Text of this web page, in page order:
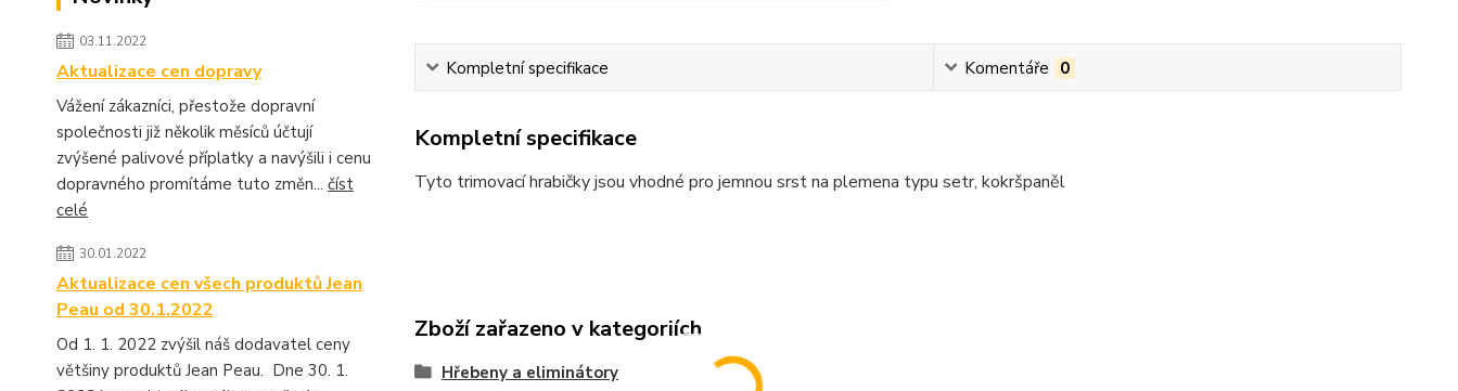
03.11.2022
Aktualizace cen dopravy
Vážení zákazníci, přestože dopravní
společnosti již několik měsíců účtují
zvýšené palivové příplatky a navýšili i cenu
dopravného promítáme tuto změn... číst
celé
30.01.2022
Aktualizace cen všech produktů Jean
Peau od 30.1.2022
Od 1. 1. 2022 zvýšil náš dodavatel ceny
většiny produktů Jean Peau. Dne 30. 1.
Kompletní specifikace Komentáře 0
Kompletní specifikace
Tyto trimovací hrabičky jsou vhodné pro jemnou srst na plemena typu setr, kokršpaněl
Zboží zařazeno v kategoriích
Hřebeny a eliminátory